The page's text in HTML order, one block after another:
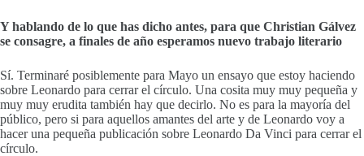
Y hablando de lo que has dicho antes, para que Christian Gálvez
se consagre, a finales de año esperamos nuevo trabajo literario
Sí. Terminaré posiblemente para Mayo un ensayo que estoy haciendo
sobre Leonardo para cerrar el círculo. Una cosita muy muy pequeña y
muy muy erudita también hay que decirlo. No es para la mayoría del
público, pero si para aquellos amantes del arte y de Leonardo voy a
hacer una pequeña publicación sobre Leonardo Da Vinci para cerrar el
círculo.